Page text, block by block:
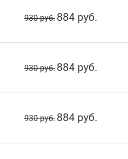
930 руб. 884 руб.
930 руб. 884 руб.
930 руб. 884 руб.